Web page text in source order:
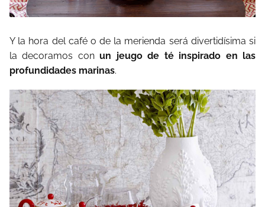
Y la hora del café o de la merienda será divertidísima si
la decoramos conun jeugo de té inspirado en las
profundidades marinas.